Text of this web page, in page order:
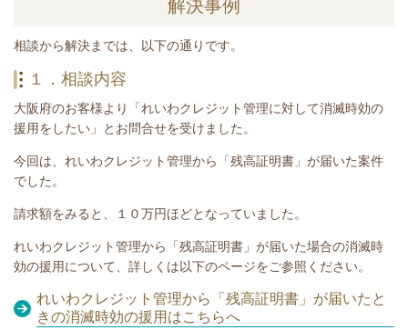
解決事例
相談から解決までは、以下の通りです。
１．相談内容
大阪府のお客様より「れいわクレジット管理に対して消滅時効の
援用をしたい」とお問合せを受けました。
今回は、れいわクレジット管理から「残高証明書」が届いた案件
でした。
請求額をみると、１０万円ほどとなっていました。
れいわクレジット管理から 「残高証明書 」 が届いた場合の消滅時
効の援用について、詳しくは以下のページをご参照ください。
れいわクレジット管理から「残高証明書」が届いたと
きの消滅時効の援用はこちらへ